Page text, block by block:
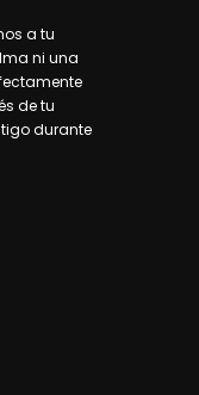
a tu
ni una
de tu
durante